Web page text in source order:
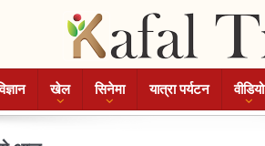
खेल सिनेमा यात्रा पर्यटन वीडियो